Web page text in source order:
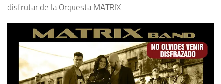
disfrutar de la Orquesta MATRIX